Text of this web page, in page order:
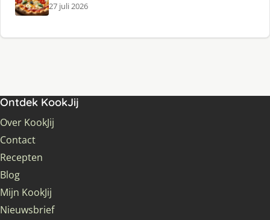
27 juli 2026
Ontdek KookJij
Over KookJij
Contact
Recepten
Blog
Mijn KookJij
Nieuwsbrief